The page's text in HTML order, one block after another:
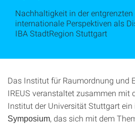
Nachhaltigkeit in der
internationale Perspektiven als
IBA StadtRegion Stuttgart
Das Institut für Raumordnung und
IREUS veranstaltet zusammen mit
Institut der Universität Stuttgart
Symposium, das sich mit dem